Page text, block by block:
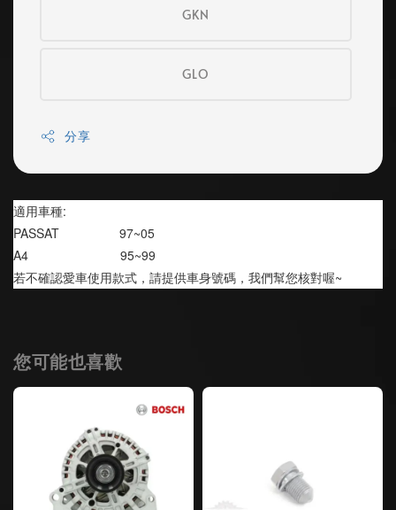
GKN
GLO
分享
適用車種:
PASSAT                 97~05
A4                          95~99
若不確認愛車使用款式，請提供車身號碼，我們幫您核對喔~
您可能也喜歡